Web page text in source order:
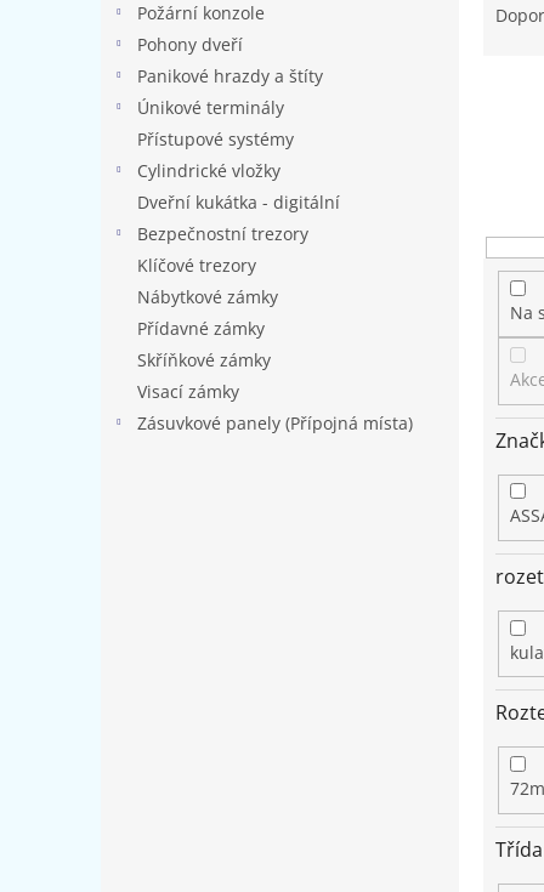
Požární konzole
Pohony dveří
Panikové hrazdy a štíty
Únikové terminály
Přístupové systémy
Cylindrické vložky
Dveřní kukátka - digitální
Bezpečnostní trezory
Klíčové trezory
Nábytkové zámky
Přídavné zámky
Skříňkové zámky
Visací zámky
Zásuvkové panely (Přípojná místa)
u
Na